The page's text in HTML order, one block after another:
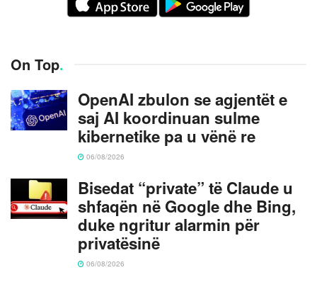
On Top.
OpenAI zbulon se agjentët e
saj AI koordinuan sulme
kibernetike pa u vënë re
06/08/2026
Bisedat “private” të Claude u
shfaqën në Google dhe Bing,
duke ngritur alarmin për
privatësinë
06/08/2026